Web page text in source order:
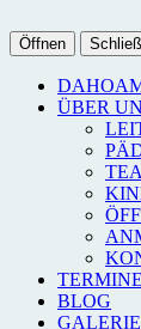
Öffnen
ÜBER
TERMINE
BLOG
GALERIE